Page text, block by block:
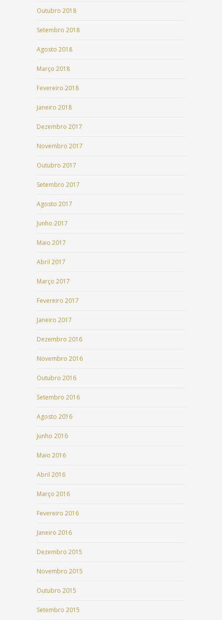
Outubro 2018
Setembro 2018
Agosto 2018
Março 2018
Fevereiro 2018
Janeiro 2018
Dezembro 2017
Novembro 2017
Outubro 2017
Setembro 2017
Agosto 2017
Junho 2017
Maio 2017
Abril 2017
Março 2017
Fevereiro 2017
Janeiro 2017
Dezembro 2016
Novembro 2016
Outubro 2016
Setembro 2016
Agosto 2016
Junho 2016
Maio 2016
Abril 2016
Março 2016
Fevereiro 2016
Janeiro 2016
Dezembro 2015
Novembro 2015
Outubro 2015
Setembro 2015